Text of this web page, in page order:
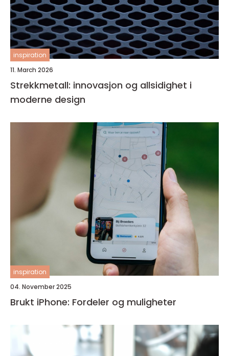
inspiration
11. March 2026
Strekkmetall: innovasjon og allsidighet i
moderne design
inspiration
04. November 2025
Brukt iPhone: Fordeler og muligheter